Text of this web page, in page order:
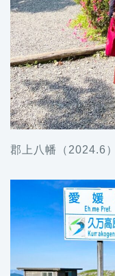
郡上八幡（2024.6）